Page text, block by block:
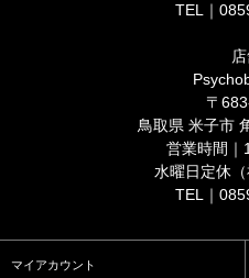
TEL｜
〒
鳥取県 米子市
営業時間｜
水曜日定休（
TEL｜
マイアカウント